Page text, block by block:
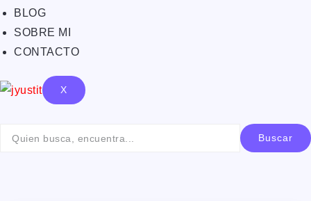
BLOG
SOBRE MI
CONTACTO
X
Buscar